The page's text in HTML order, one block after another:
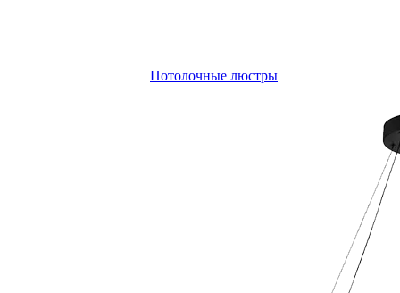
Потолочные люстры